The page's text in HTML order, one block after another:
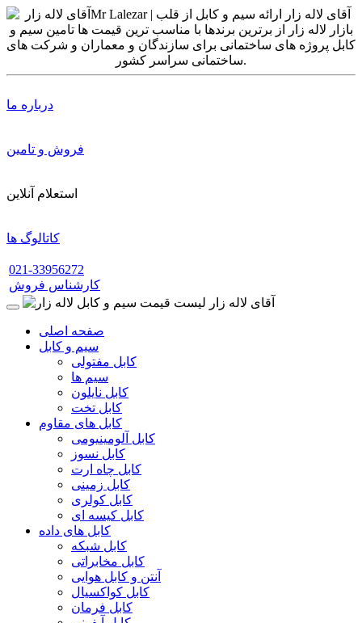
درباره ما
فروش و تامین
استعلام آنلاین
کاتالوگ ها
021-33956272
کارشناس فروش
صفحه اصلی
سیم و کابل
کابل مفتولی
سیم ها
کابل نایلون
کابل تخت
کابل های مقاوم
کابل آلومینیومی
کابل نسوز
کابل چاه ارت
کابل زمینی
کابل کولری
کابل کیسه ای
کابل های داده
کابل شبکه
کابل مخابراتی
آنتن و کابل هوایی
کابل کواکسیال
کابل فرمان